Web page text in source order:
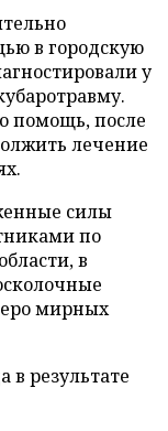
в городскую
у
помощь, после
лечение
силы
по
в
мирных
в результате